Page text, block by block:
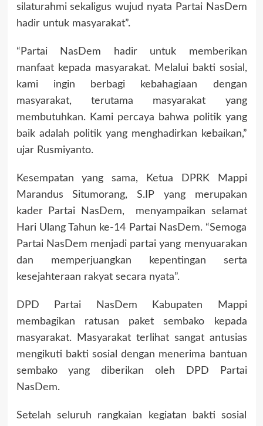
silaturahmi sekaligus wujud nyata Partai NasDem
hadir untuk masyarakat”.
“Partai NasDem hadir untuk memberikan
manfaat kepada masyarakat. Melalui bakti sosial,
kami ingin berbagi kebahagiaan dengan
masyarakat, terutama masyarakat yang
membutuhkan. Kami percaya bahwa politik yang
baik adalah politik yang menghadirkan kebaikan,”
ujar Rusmiyanto.
Kesempatan yang sama, Ketua DPRK Mappi
Marandus Situmorang, S.IP yang merupakan
kader Partai NasDem, menyampaikan selamat
Hari Ulang Tahun ke-14 Partai NasDem. “Semoga
Partai NasDem menjadi partai yang menyuarakan
dan memperjuangkan kepentingan serta
kesejahteraan rakyat secara nyata”.
DPD Partai NasDem Kabupaten Mappi
membagikan ratusan paket sembako kepada
masyarakat. Masyarakat terlihat sangat antusias
mengikuti bakti sosial dengan menerima bantuan
sembako yang diberikan oleh DPD Partai
NasDem.
Setelah seluruh rangkaian kegiatan bakti sosial